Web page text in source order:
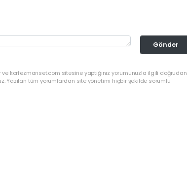
Gönder
ve korfezmanset.com sitesine yaptığınız yorumunuzla ilgili doğrudan
Yazılan tüm yorumlardan site yönetimi hiçbir şekilde sorumlu